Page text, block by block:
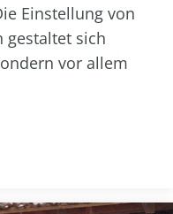
Einstellung von
gestaltet sich
vor allem